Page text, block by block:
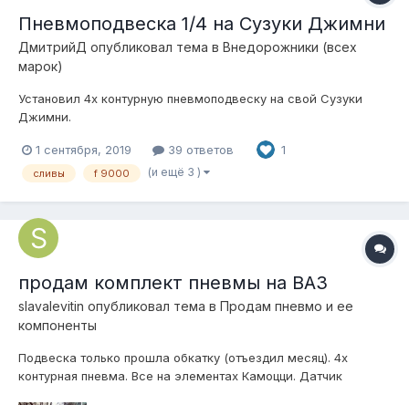
Пневмоподвеска 1/4 на Сузуки Джимни
ДмитрийД опубликовал тема в Внедорожники (всех
марок)
Установил 4х контурную пневмоподвеску на свой Сузуки
Джимни.
1 сентября, 2019 39 ответов 1
сливы f 9000 (и ещё 3 )
продам комплект пневмы на ВАЗ
slavalevitin опубликовал тема в Продам пневмо и ее
компоненты
Подвеска только прошла обкатку (отъездил месяц). 4х
контурная пневма. Все на элементах Камоцци. Датчик